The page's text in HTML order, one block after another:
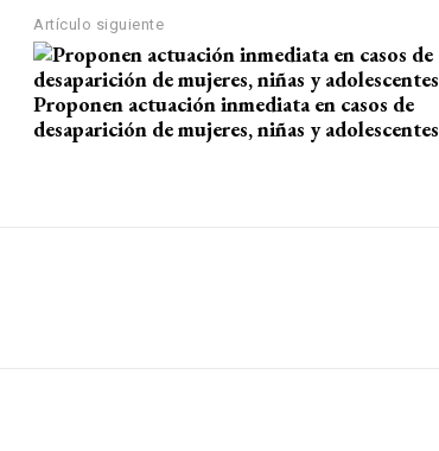
Artículo siguiente
Proponen actuación inmediata en casos de
desaparición de mujeres, niñas y adolescentes